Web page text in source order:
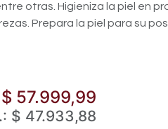
otras. Higieniza la piel en
Prepara la piel para su
$ 57.999,99
$ 47.933,88